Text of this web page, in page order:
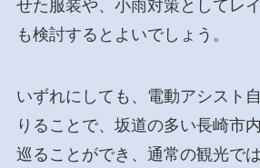
せた服装や、小雨対策としてレ
も検討するとよいでしょう。
いずれにしても、電動アシスト
りることで、坂道の多い長崎市
巡ることができ、通常の観光で